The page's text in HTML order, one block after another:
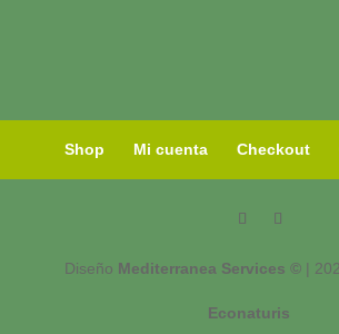
Shop Mi cuenta Checkout
Diseño Mediterranea Services © |
Econaturis